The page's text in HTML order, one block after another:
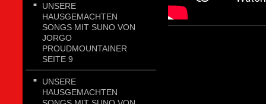
UNSERE
HAUSGEMACHTEN
SONGS MIT SUNO VON
JORGO
PROUDMOUNTAINER
SEITE 9
UNSERE
HAUSGEMACHTEN